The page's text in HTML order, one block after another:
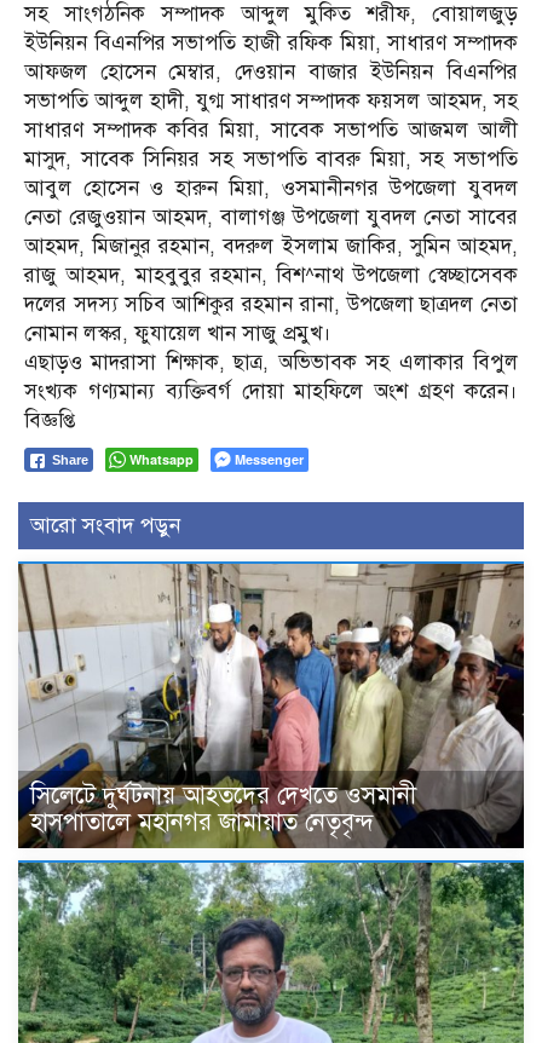
সহ সাংগঠনিক সম্পাদক আব্দুল মুকিত শরীফ, বোয়ালজুড়
ইউনিয়ন বিএনপির সভাপতি হাজী রফিক মিয়া, সাধারণ সম্পাদক
আফজল হোসেন মেম্বার, দেওয়ান বাজার ইউনিয়ন বিএনপির
সভাপতি আব্দুল হাদী, যুগ্ম সাধারণ সম্পাদক ফয়সল আহমদ, সহ
সাধারণ সম্পাদক কবির মিয়া, সাবেক সভাপতি আজমল আলী
মাসুদ, সাবেক সিনিয়র সহ সভাপতি বাবরু মিয়া, সহ সভাপতি
আবুল হোসেন ও হারুন মিয়া, ওসমানীনগর উপজেলা যুবদল
নেতা রেজুওয়ান আহমদ, বালাগঞ্জ উপজেলা যুবদল নেতা সাবের
আহমদ, মিজানুর রহমান, বদরুল ইসলাম জাকির, সুমিন আহমদ,
রাজু আহমদ, মাহবুবুর রহমান, বিশ^নাথ উপজেলা স্বেচ্ছাসেবক
দলের সদস্য সচিব আশিকুর রহমান রানা, উপজেলা ছাত্রদল নেতা
নোমান লস্কর, ফুযায়েল খান সাজু প্রমুখ।
এছাড়ও মাদরাসা শিক্ষাক, ছাত্র, অভিভাবক সহ এলাকার বিপুল
সংখ্যক গণ্যমান্য ব্যক্তিবর্গ দোয়া মাহফিলে অংশ গ্রহণ করেন।
বিজ্ঞপ্তি
Share Whatsapp Messenger
আরো সংবাদ পড়ুন
সিলেটে দুর্ঘটনায় আহতদের দেখতে ওসমানী
হাসপাতালে মহানগর জামায়াত নেতৃবৃন্দ